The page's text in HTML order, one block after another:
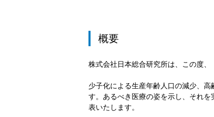
概要
株式会社日本総合研究所は、この度
少子化による生産年齢人口の減少、
す。あるべき医療の姿を示し、それ
表いたします。